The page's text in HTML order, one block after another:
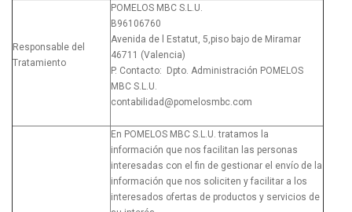
Responsable del
Tratamiento
POMELOS MBC S.L.U.
B96106760
Avenida de l Estatut, 5,piso bajo de Miramar
46711 (Valencia)
P. Contacto: Dpto. Administración POMELOS
MBC S.L.U.
contabilidad@pomelosmbc.com
En POMELOS MBC S.L.U. tratamos la
información que nos facilitan las personas
interesadas con el fin de gestionar el envío de la
información que nos soliciten y facilitar a los
interesados ofertas de productos y servicios de